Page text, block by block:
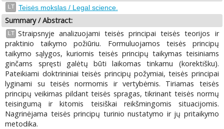
LT Teisės mokslas / Legal science.
Summary / Abstract:
LT Straipsnyje analizuojami teisės principai teisės teorijos ir
praktinio taikymo požiūriu. Formuluojamos teisės principų
taikymo sąlygos, kuriomis teisės principų taikymas teisiniams
ginčams spręsti galėtų būti laikomas tinkamu (korektišku).
Pateikiami doktrininiai teisės principų požymiai, teisės principai
lyginami su teisės normomis ir vertybėmis. Tiriamas teisės
principų veikimas pildant teisės spragas, tikrinant teisės normų
teisingumą ir kitomis teisiškai reikšmingomis situacijomis.
Nagrinėjama teisės principų turinio nustatymo ir jų pritaikymo
metodika.